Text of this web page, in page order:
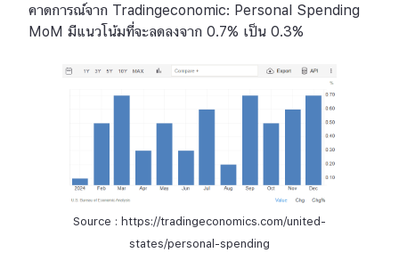
คาดการณ์จาก Tradingeconomic: Personal Spending
MoM มีแนวโน้มที่จะลดลงจาก 0.7% เป็น 0.3%
Source : https://tradingeconomics.com/united-
states/personal-spending